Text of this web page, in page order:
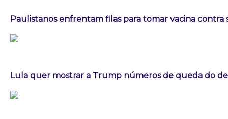
Paulistanos enfrentam filas para tomar vacina contra
Lula quer mostrar a Trump números de queda do